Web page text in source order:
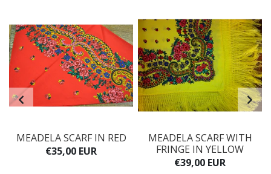
MEADELA SCARF IN RED
€35,00 EUR
MEADELA SCARF WITH
FRINGE IN YELLOW
€39,00 EUR